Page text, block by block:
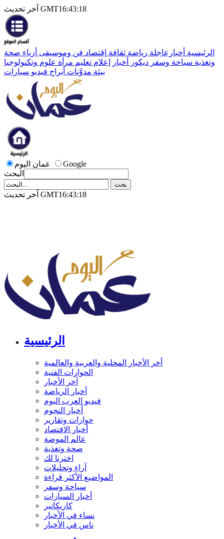
آخر تحديث GMT16:43:18
الرئيسية أخبارعاجلة رياضة ثقافة إقتصاد فن وموسيقى أزياء صحة
وتغذية سياحة وسفر ديكور أخبار إعلام تعليم مرأة علوم وتكنولوجيا
بيئة مدوَّنات أبراج فيديو سيارات
عمان اليوم
Google
البحث
آخر تحديث GMT16:43:18
الرئيسية
أخر الأخبار المحلية والعربية والعالمية
الحوارات الفنية
آخر الأخبار
أخبار الرياضة
فيديو العرب اليوم
أخبار النجوم
حوارات وتقارير
أخبار الاقتصاد
عالم الموضة
صحة وتغذية
اخترنا لك
آراء وتحليلات
المواضيع الأكثر قراءة
سياحة وسفر
أخبار السيارات
كاريكاتير
نساء في الأخبار
ناس في الأخبار